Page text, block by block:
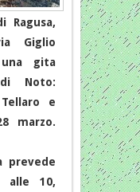
Ragusa,
Giglio
una gita
Noto:
e
marzo.
prevede
alle 10,